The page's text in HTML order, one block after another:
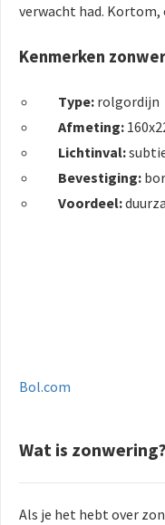
verwacht had. Kortom,
Kenmerken
Type: rolgordijn
Afmeting:
Lichtinval:
Bevestiging:
Voordeel:
Bol.com
Wat is zonwering?
Als je het hebt over